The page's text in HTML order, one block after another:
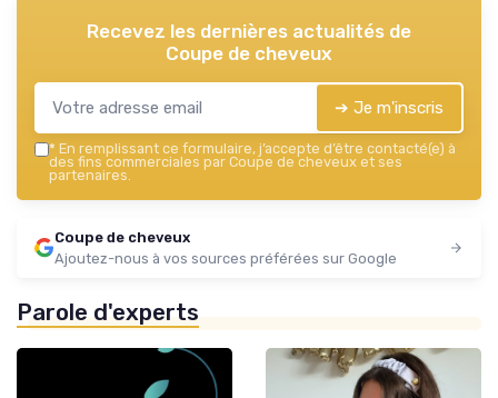
Recevez les dernières actualités de
Coupe de cheveux
➔ Je m'inscris
* En remplissant ce formulaire, j’accepte d’être contacté(e) à
des fins commerciales par Coupe de cheveux et ses
partenaires.
Coupe de cheveux
Ajoutez-nous à vos sources préférées sur Google
Parole d'experts